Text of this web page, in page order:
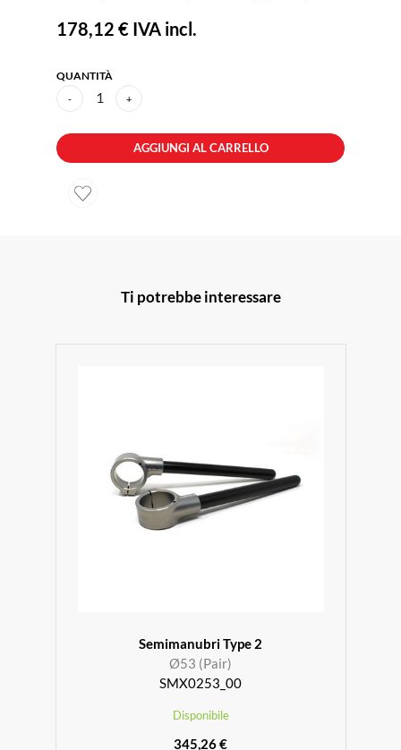
178,12 € IVA incl.
QUANTITÀ
- 1 +
AGGIUNGI AL CARRELLO
Ti potrebbe interessare
Semimanubri Type 2
Ø53 (Pair)
SMX0253_00
Disponibile
345,26 €